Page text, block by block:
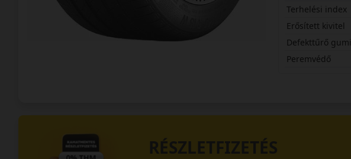
Terhelési index
Erősített kivitel
Defekttűrő gumi
Peremvédő
RÉSZLETFIZETÉS